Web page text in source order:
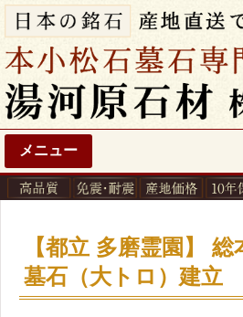
メニュー
【都立 多磨霊園】
墓石（大トロ）建立